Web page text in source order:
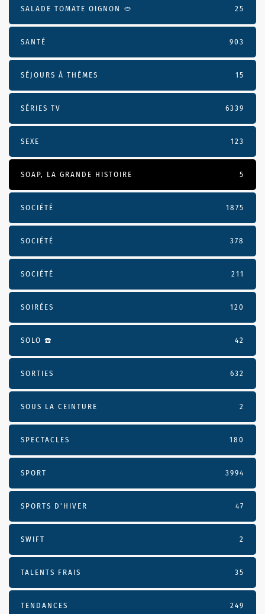
SALADE TOMATE OIGNON 🥙 25
SANTÉ 903
SÉJOURS À THÈMES 15
SÉRIES TV 6339
SEXE 123
SOAP, LA GRANDE HISTOIRE 5
SOCIÉTÉ 1875
SOCIÉTÉ 378
SOCIÉTÉ 211
SOIRÉES 120
SOLO ☎️ 42
SORTIES 632
SOUS LA CEINTURE 2
SPECTACLES 180
SPORT 3994
SPORTS D'HIVER 47
SWIFT 2
TALENTS FRAIS 35
TENDANCES 249